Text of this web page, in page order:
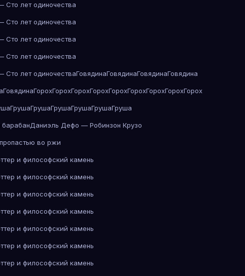
Сто лет одиночества
Сто лет одиночества
Сто лет одиночества
Сто лет одиночества
Сто лет одиночестваГовядинаГовядинаГовядинаГовядина
ГовядинаГорохГорохГорохГорохГорохГорохГорохГорохГорох
ГрушаГрушаГрушаГрушаГрушаГруша
Даниэль Дефо — Робинзон Крузо
во ржи
и философский камень
и философский камень
и философский камень
и философский камень
и философский камень
и философский камень
и философский камень